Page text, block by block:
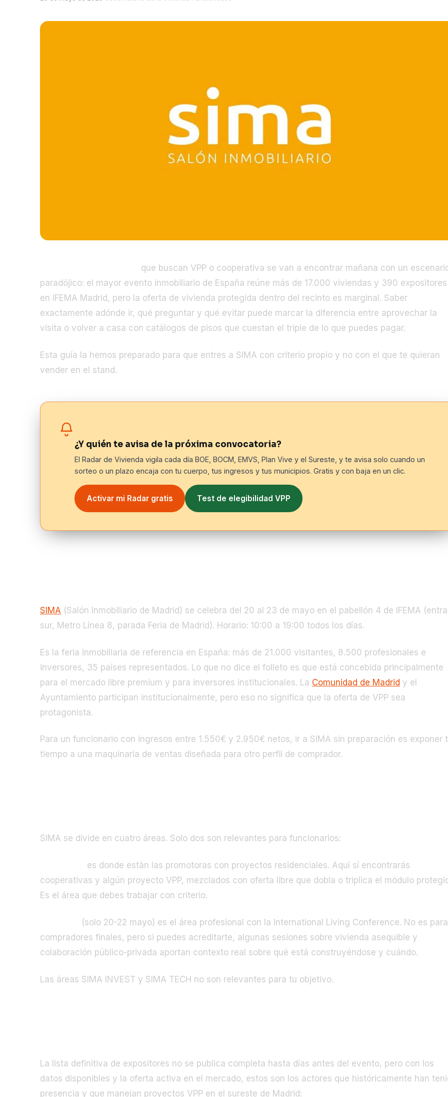
que buscan VPP o cooperativa se van a encontrar mañana con un
paradójico: el mayor evento inmobiliario de España reúne más de 17.000 viviendas y 390 expositores
en IFEMA Madrid, pero la oferta de vivienda protegida dentro del recinto es marginal. Saber
exactamente adónde ir, qué preguntar y qué evitar puede marcar la diferencia entre aprovechar la
visita o volver a casa con catálogos de pisos que cuestan el triple de lo que puedes pagar.
Esta guía la hemos preparado para que entres a SIMA con criterio propio y no con el que te quieran
vender en el stand.
¿Y quién te avisa de la próxima convocatoria?
El Radar de Vivienda vigila cada día BOE, BOCM, EMVS, Plan Vive y el Sureste, y te avisa solo cuando un
sorteo o un plazo encaja con tu cuerpo, tus ingresos y tus municipios. Gratis y con baja en un clic.
Activar mi Radar gratis Test de elegibilidad VPP
SIMA (Salón Inmobiliario de Madrid) se celebra del 20 al 23 de mayo en el pabellón 4 de IFEMA
sur, Metro Línea 8, parada Feria de Madrid). Horario: 10:00 a 19:00 todos los días.
Es la feria inmobiliaria de referencia en España: más de 21.000 visitantes, 8.500 profesionales e
inversores, 35 países representados. Lo que no dice el folleto es que está concebida principalmente
para el mercado libre premium y para inversores institucionales. La Comunidad de Madrid y el
Ayuntamiento participan institucionalmente, pero eso no significa que la oferta de VPP sea
protagonista.
Para un funcionario con ingresos entre 1.550€ y 2.950€ netos, ir a SIMA sin preparación es exponer
tiempo a una maquinaria de ventas diseñada para otro perfil de comprador.
SIMA se divide en cuatro áreas. Solo dos son relevantes para funcionarios:
es donde están las promotoras con proyectos residenciales. Aquí sí encontrarás
cooperativas y algún proyecto VPP, mezclados con oferta libre que dobla o triplica el módulo
Es el área que debes trabajar con criterio.
(solo 20-22 mayo) es el área profesional con la International Living Conference. No es para
compradores finales, pero si puedes acreditarte, algunas sesiones sobre vivienda asequible y
colaboración público-privada aportan contexto real sobre qué está construyéndose y cuándo.
Las áreas SIMA INVEST y SIMA TECH no son relevantes para tu objetivo.
La lista definitiva de expositores no se publica completa hasta días antes del evento, pero con los
datos disponibles y la oferta activa en el mercado, estos son los actores que históricamente han
presencia y que manejan proyectos VPP en el sureste de Madrid: